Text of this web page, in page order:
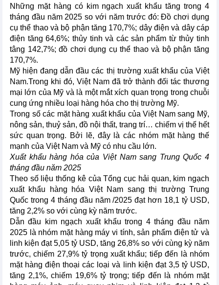
Những mặt hàng có kim ngạch xuất khẩu tăng trong 4
tháng đầu năm 2025 so với năm trước đó: Đồ chơi dụng
cụ thể thao và bộ phận tăng 170,7%; dây điện và dây cáp
điện tăng 64,6%; thủy tinh và các sản phẩm từ thủy tinh
tâng 142,7%; đồ chơi dụng cụ thể thao và bộ phận tăng
170,7%.
Mỹ hiện đang dẫn đầu các thị trường xuất khẩu của Việt
Nam.Trong khi đó, Việt Nam đã trở thành đối tác thương
mại lớn của Mỹ và là một mắt xích quan trọng trong chuỗi
cung ứng nhiều loại hàng hóa cho thị trường Mỹ.
Trong số các mặt hàng xuất khẩu của Việt Nam sang Mỹ,
nông sản, thuỷ sản, đồ nội thất, trang trí… chiếm vị thế hết
sức quan trọng. Bởi lẽ, đây là các nhóm mặt hàng thế
mạnh của Việt Nam và Mỹ có nhu cầu lớn.
Xuất khẩu hàng hóa của Việt Nam sang Trung Quốc 4
tháng đầu năm 2025
Theo số liệu thống kê của Tổng cục hải quan, kim ngạch
xuất khẩu hàng hóa Việt Nam sang thị trường Trung
Quốc trong 4 tháng đầu năm /2025 đạt hơn 18,1 tỷ USD,
tăng 2,2% so với cùng kỳ năm trước.
Dẫn đầu kim ngạch xuất khẩu trong 4 tháng đầu năm
2025 là nhóm mặt hàng máy vi tính, sản phẩm điện tử và
linh kiện đạt 5,05 tỷ USD, tăng 26,8% so với cùng kỳ năm
trước, chiếm 27,9% tỷ trọng xuất khẩu; tiếp đến là nhóm
mặt hàng điện thoại các loại và linh kiện đạt 3,5 tỷ USD,
tăng 2,1%, chiếm 19,6% tỷ trọng; tiếp đến là nhóm mặt